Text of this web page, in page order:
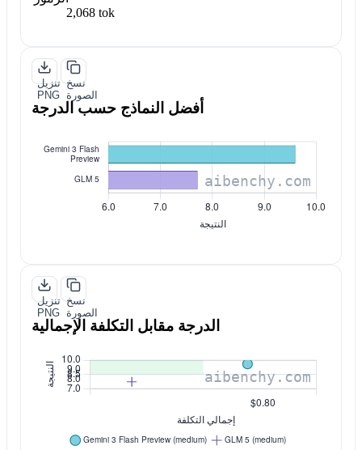
2,068 tok
تنزيل
PNG
نسخ
الصورة
أفضل النماذج حسب الدرجة
تنزيل
PNG
نسخ
الصورة
الدرجة مقابل التكلفة الإجمالية